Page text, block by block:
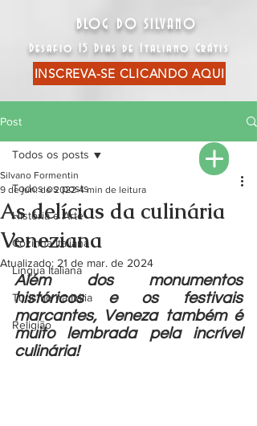
BLOG DO SILVANO
Desafio 15 Dias de Italiano Grátis
INSCREVA-SE CLICANDO AQUI
Post
Todos os posts
História e Arte
Cozinha Italiana
Língua Italiana
Turismo na Itália
Religião
Todos os posts
As delícias da culinária
Veneziana
Silvano Formentin
9 de jun. de 2022 4 min de leitura
Atualizado: 21 de mar. de 2024
Além dos monumentos
históricos e os festivais
marcantes, Veneza também é
muito lembrada pela incrível
culinária!